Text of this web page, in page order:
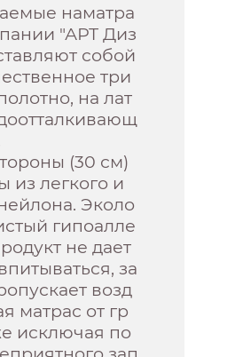
наматра
"АРТ Диз
собой
три
на лат
(30 см)
из легкого и
Эколо
гипоалле
не дает
за
возд
матрас от гр
исключая по